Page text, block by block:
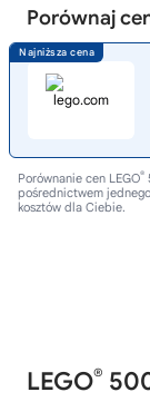
Porównaj
Porównanie cen LEGO®
pośrednictwem
kosztów dla Ciebie.
LEGO®